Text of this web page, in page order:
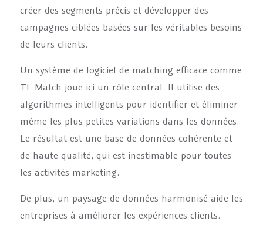
créer des segments précis et développer des
campagnes ciblées basées sur les véritables besoins
de leurs clients.
Un système de logiciel de matching efficace comme
TL Match joue ici un rôle central. Il utilise des
algorithmes intelligents pour identifier et éliminer
même les plus petites variations dans les données.
Le résultat est une base de données cohérente et
de haute qualité, qui est inestimable pour toutes
les activités marketing.
De plus, un paysage de données harmonisé aide les
entreprises à améliorer les expériences clients.